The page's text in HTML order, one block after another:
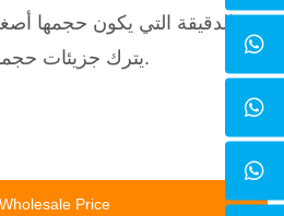
الدقيقة التي يكون حجمها
يترك جزيئات حجمها أكبر من فتحة الغربال.
Price